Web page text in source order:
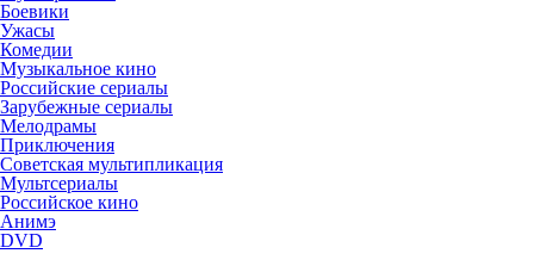
Боевики
Ужасы
Комедии
Музыкальное кино
Российские сериалы
Зарубежные сериалы
Мелодрамы
Приключения
Советская мультипликация
Мультсериалы
Российское кино
Анимэ
DVD